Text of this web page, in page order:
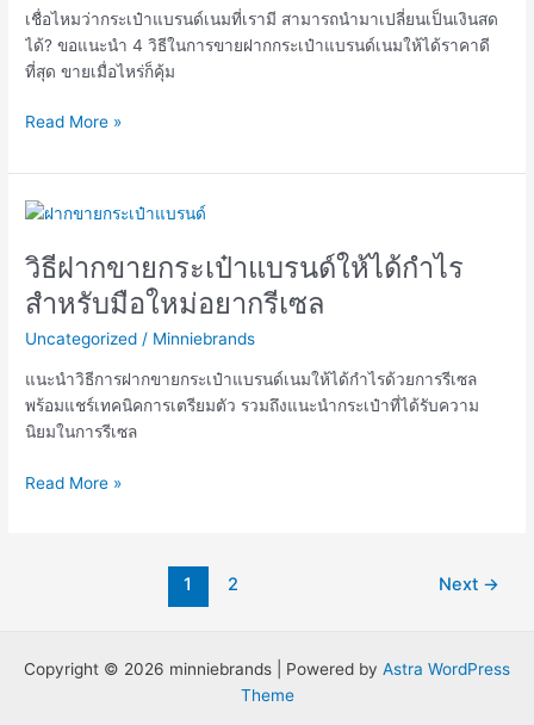
เชื่อไหมว่ากระเป๋าแบรนด์เนมที่เรามี สามารถนำมาเปลี่ยนเป็นเงินสด
ได้? ขอแนะนำ 4 วิธีในการขายฝากกระเป๋าแบรนด์เนมให้ได้ราคาดี
ที่สุด ขายเมื่อไหร่ก็คุ้ม
รนด์เนม
ให้
ได้
ราคา
ดี
Read More »
วิธีฝากขายกระเป๋าแบรนด์ให้ได้กำไร
สำหรับมือใหม่อยากรีเซล
Uncategorized / Minniebrands
แนะนำวิธีการฝากขายกระเป๋าแบรนด์เนมให้ได้กำไรด้วยการรีเซล
พร้อมแชร์เทคนิคการเตรียมตัว รวมถึงแนะนำกระเป๋าที่ได้รับความ
นิยมในการรีเซล
วิธี
ขาย
กระเป๋า
แบรนด์
ให้
กำไร
สำหรับ
ใหม่
Read More »
1 2 Next →
Copyright © 2026 minniebrands | Powered by Astra WordPress
Theme